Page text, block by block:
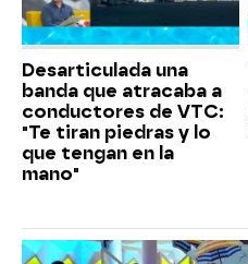
Desarticulada una
banda que atracaba a
conductores de VTC:
"Te tiran piedras y lo
que tengan en la
mano"